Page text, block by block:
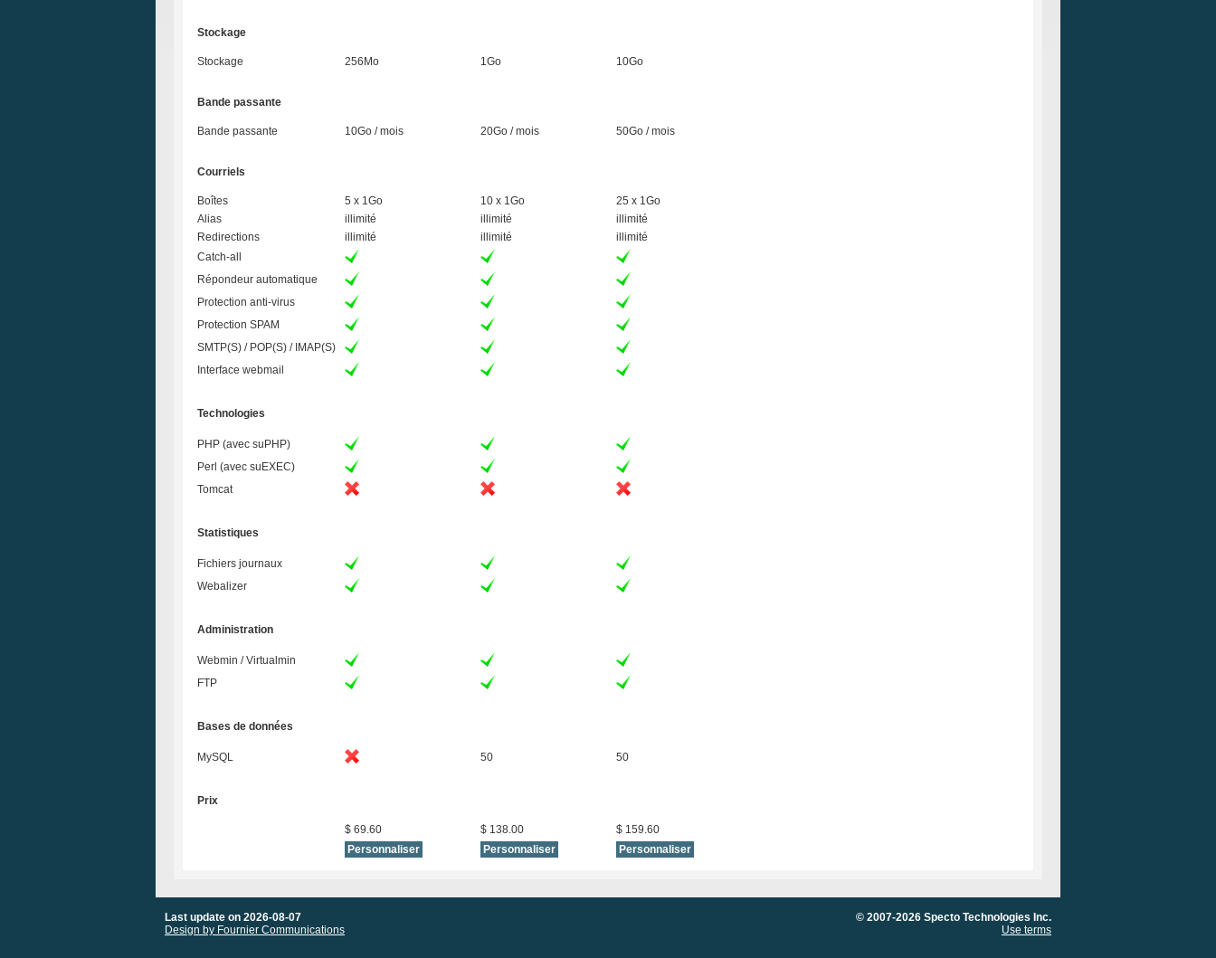
Stockage
Stockage 256Mo 1Go 10Go
Bande passante
Bande passante 10Go / mois 20Go / mois 50Go / mois
Courriels
Boîtes 5 x 1Go 10 x 1Go
25 x 1Go
Alias
illimité illimité
illimité
Redirections
illimité illimité
illimité
Catch-all
Répondeur automatique
Protection anti-virus
Protection SPAM
SMTP(S) / POP(S) / IMAP(S)
Interface webmail
Technologies
PHP (avec suPHP)
Perl (avec suEXEC)
Tomcat
Statistiques
Fichiers journaux
Webalizer
Administration
Webmin / Virtualmin
FTP
Bases de données
MySQL 50 50
Prix
$ 69.60 $ 138.00 $ 159.60
Last update on 2026-08-07
Design by Fournier Communications
© 2007-2026 Specto Technologies Inc.
Use terms